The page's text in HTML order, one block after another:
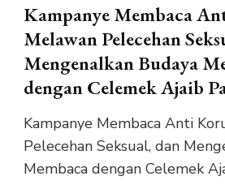
Kampanye Membaca
Melawan Pelecehan
Mengenalkan Budaya
dengan Celemek Ajaib
Kampanye Membaca Anti
Pelecehan Seksual, dan
Membaca dengan Celemek